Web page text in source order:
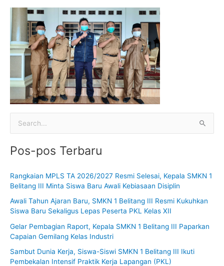
u
k
Pos-pos Terbaru
Rangkaian MPLS TA 2026/2027 Resmi Selesai, Kepala SMKN 1
Belitang III Minta Siswa Baru Awali Kebiasaan Disiplin
Awali Tahun Ajaran Baru, SMKN 1 Belitang III Resmi Kukuhkan
Siswa Baru Sekaligus Lepas Peserta PKL Kelas XII
Gelar Pembagian Raport, Kepala SMKN 1 Belitang III Paparkan
Capaian Gemilang Kelas Industri
Sambut Dunia Kerja, Siswa-Siswi SMKN 1 Belitang III Ikuti
Pembekalan Intensif Praktik Kerja Lapangan (PKL)